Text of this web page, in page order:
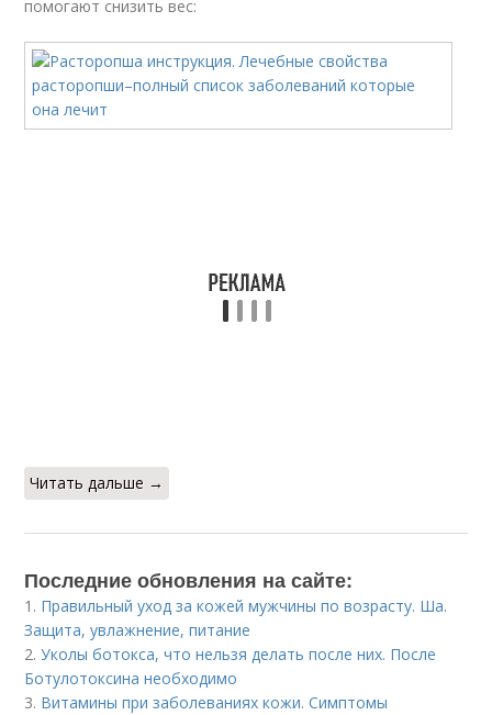
помогают снизить вес:
Читать дальше →
Последние обновления на сайте:
1. Правильный уход за кожей мужчины по возрасту. Ша.
Защита, увлажнение, питание
2.Уколы ботокса, что нельзя делать после них. После
Ботулотоксина необходимо
3. Витамины при заболеваниях кожи. Симптомы